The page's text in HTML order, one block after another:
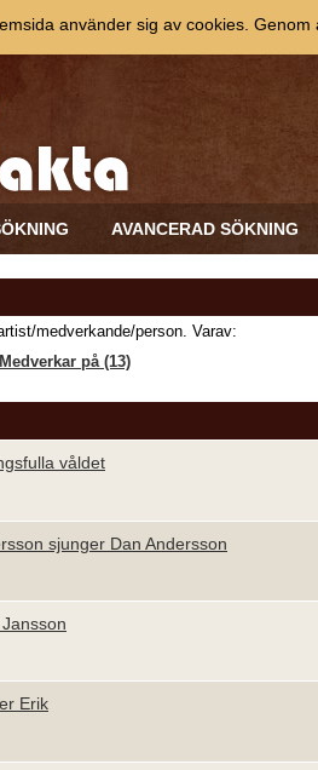
AVANCERAD SÖKNING
medverkande/person. Varav:
Medverkar på (13)
våldet
sjunger Dan Andersson
Erik
använder sig av cookies.